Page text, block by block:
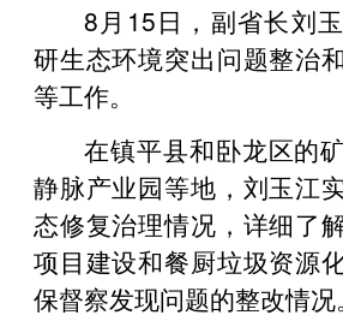
8月15日，副省长刘
研生态环境突出问题整治
等工作。
在镇平县和卧龙区的
静脉产业园等地，刘玉江
态修复治理情况，详细了
项目建设和餐厨垃圾资源
保督察发现问题的整改情况。